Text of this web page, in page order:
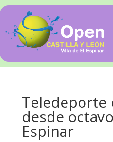
Teledeporte
desde
Espinar